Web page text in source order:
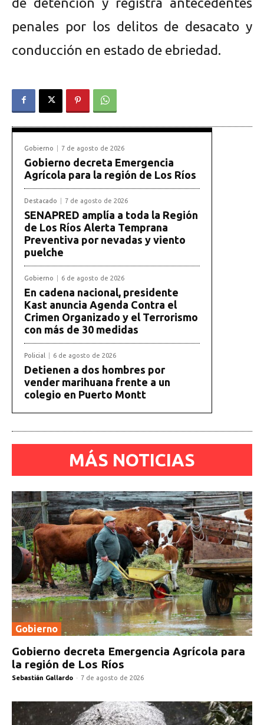
penales por los delitos de desacato y
conducción en estado de ebriedad.
Gobierno 7 de agosto de 2026
Gobierno decreta Emergencia
Agrícola para la región de Los Ríos
Destacado 7 de agosto de 2026
SENAPRED amplía a toda la Región
de Los Ríos Alerta Temprana
Preventiva por nevadas y viento
puelche
Gobierno 6 de agosto de 2026
En cadena nacional, presidente
Kast anuncia Agenda Contra el
Crimen Organizado y el Terrorismo
con más de 30 medidas
Policial 6 de agosto de 2026
Detienen a dos hombres por
vender marihuana frente a un
colegio en Puerto Montt
MÁS NOTICIAS
Gobierno
Gobierno decreta Emergencia Agrícola para
la región de Los Ríos
Sebastián Gallardo - 7 de agosto de 2026